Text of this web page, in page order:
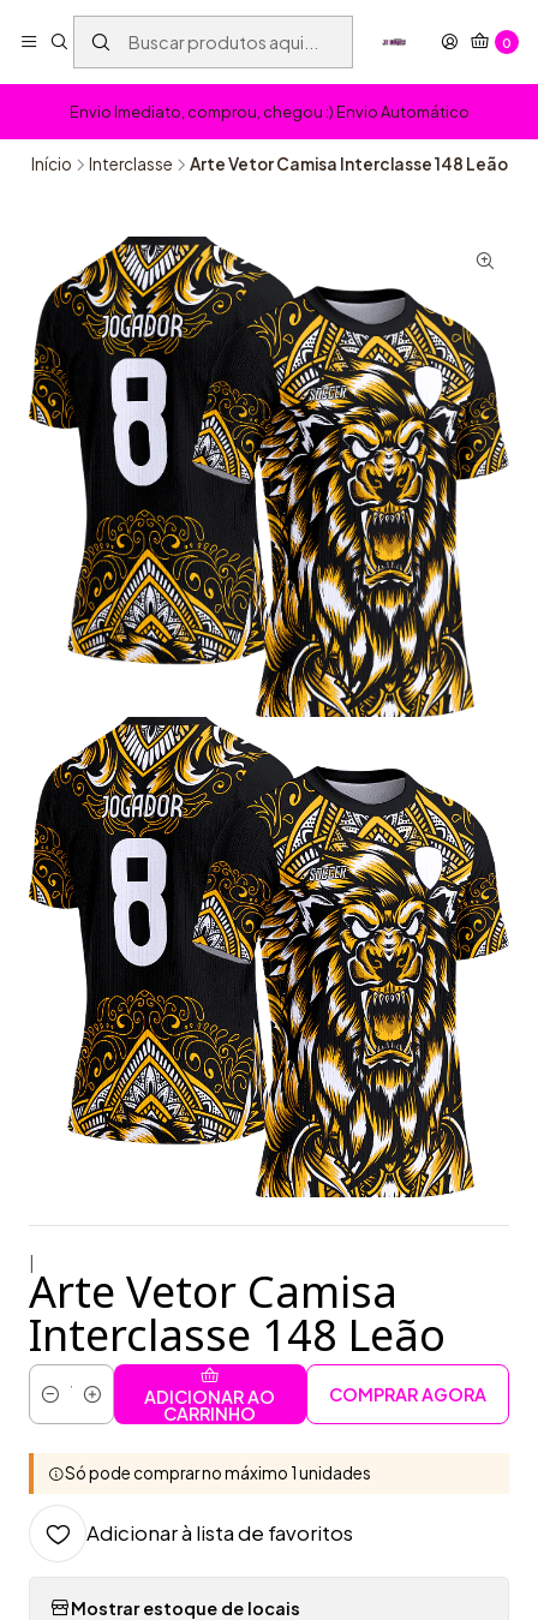
0
Envio Imediato, comprou, chegou :) Envio Automático
Início Interclasse Arte Vetor Camisa Interclasse 148 Leão
Arte Vetor Camisa
Interclasse 148 Leão
Quantidade
ADICIONAR AO
CARRINHO
COMPRAR AGORA
Só pode comprar no máximo 1 unidades
Adicionar à lista de favoritos
Mostrar estoque de locais